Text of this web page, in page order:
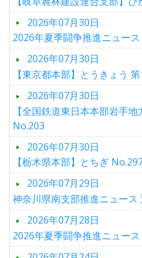
2026年07月30日
2026年夏季闘争推進ニュー
2026年07月30日
【東京都本部】とうきょう
2026年07月30日
【全国鉄道東日本本部岩手
No.203
2026年07月30日
【栃木県本部】とちぎ
2026年07月29日
神奈川県南支部推進ニュース
2026年07月28日
2026年夏季闘争推進ニュー